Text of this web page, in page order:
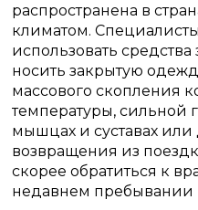
распространена в
климатом.
использовать
носить закрытую
массового скопления
температуры, сильной
мышцах и суставах или
возвращения из
скорее обратиться к
недавнем пребывании